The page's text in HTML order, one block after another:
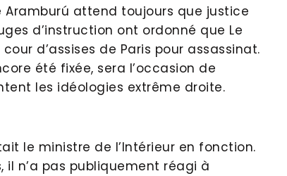
attend toujours que justice
d’instruction ont ordonné que Le
d’assises de Paris pour assassinat.
été fixée, sera l’occasion de
les idéologies extrême droite.
le ministre de l’Intérieur en fonction.
il n’a pas publiquement réagi à